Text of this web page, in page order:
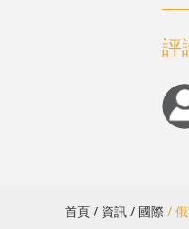
評
首頁 / 資訊 / 國際 /